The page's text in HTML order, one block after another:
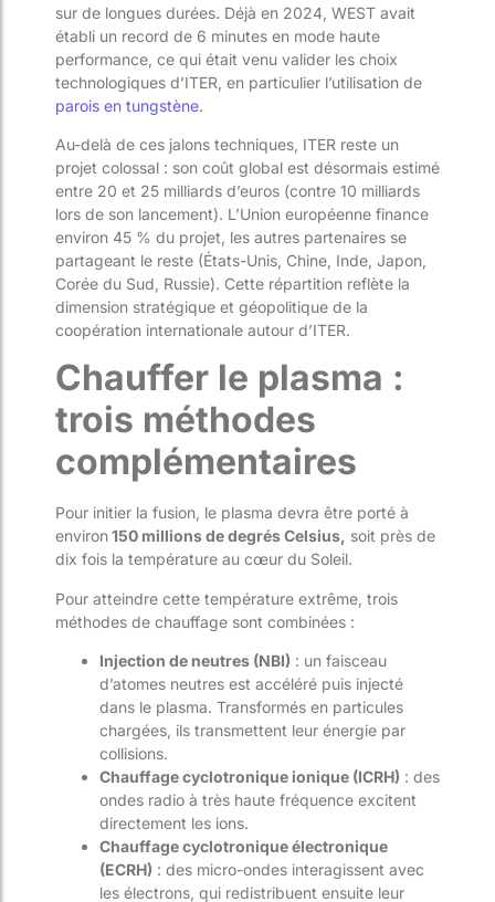
sur de longues durées. Déjà en 2024, WEST avait
établi un record de 6 minutes en mode haute
performance, ce qui était venu valider les choix
technologiques d’ITER, en particulier l’utilisation de
parois en tungstène.
Au-delà de ces jalons techniques, ITER reste un
projet colossal : son coût global est désormais estimé
entre 20 et 25 milliards d’euros (contre 10 milliards
lors de son lancement). L’Union européenne finance
environ 45 % du projet, les autres partenaires se
partageant le reste (États-Unis, Chine, Inde, Japon,
Corée du Sud, Russie). Cette répartition reflète la
dimension stratégique et géopolitique de la
coopération internationale autour d’ITER.
Chauffer le plasma :
trois méthodes
complémentaires
Pour initier la fusion, le plasma devra être porté à
environ150 millions de degrés Celsius, soit près de
dix fois la température au cœur du Soleil.
Pour atteindre cette température extrême, trois
méthodes de chauffage sont combinées :
Injection de neutres (NBI) : un faisceau
d’atomes neutres est accéléré puis injecté
dans le plasma. Transformés en particules
chargées, ils transmettent leur énergie par
collisions.
Chauffage cyclotronique ionique (ICRH) : des
ondes radio à très haute fréquence excitent
directement les ions.
Chauffage cyclotronique électronique
(ECRH) : des micro-ondes interagissent avec
les électrons, qui redistribuent ensuite leur